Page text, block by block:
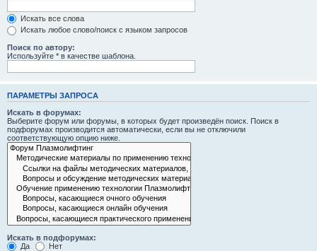
Искать все слова
Искать любое слово/поиск с языком запросов
Поиск по автору:
Используйте * в качестве шаблона.
ПАРАМЕТРЫ ЗАПРОСА
Искать в форумах:
Выберите форум или форумы, в которых будет произведён поиск. Поиск в
подфорумах производится автоматически, если вы не отключили
соответствующую опцию ниже.
Искать в подфорумах:
Да
Нет